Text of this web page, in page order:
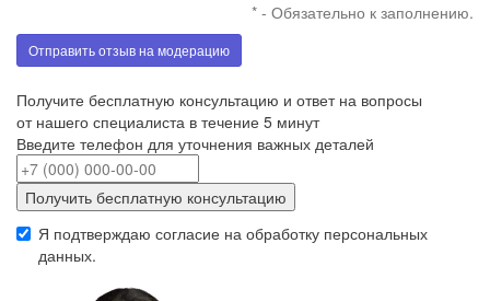
* - Обязательно к заполнению.
Отправить отзыв на модерацию
Получите бесплатную консультацию и ответ на вопросы
от нашего специалиста в течение 5 минут
Введите телефон для уточнения важных деталей
Получить бесплатную консультацию
Я подтверждаю согласие на обработку персональных
данных.